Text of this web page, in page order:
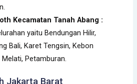
Kecamatan Tanah Abang :
yaitu Bendungan Hilir,
Bali, Karet Tengsin, Kebon
Petamburan.
Jakarta Barat